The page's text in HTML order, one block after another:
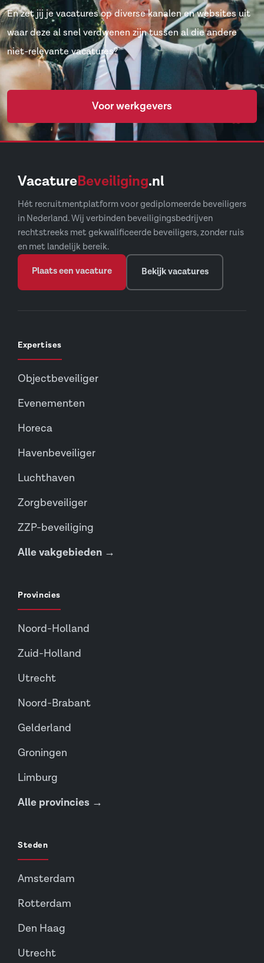
En zet jij je vacatures op diverse kanalen en websites uit
waar deze al snel verdwenen zijn tussen al die andere
niet-relevante vacatures?
Voor werkgevers
VacatureBeveiliging.nl
Hét recruitmentplatform voor gediplomeerde beveiligers
in Nederland. Wij verbinden beveiligingsbedrijven
rechtstreeks met gekwalificeerde beveiligers, zonder ruis
en met landelijk bereik.
Plaats een vacature Bekijk vacatures
Expertises
Objectbeveiliger
Evenementen
Horeca
Havenbeveiliger
Luchthaven
Zorgbeveiliger
ZZP-beveiliging
Alle vakgebieden →
Provincies
Noord-Holland
Zuid-Holland
Utrecht
Noord-Brabant
Gelderland
Groningen
Limburg
Alle provincies →
Steden
Amsterdam
Rotterdam
Den Haag
Utrecht